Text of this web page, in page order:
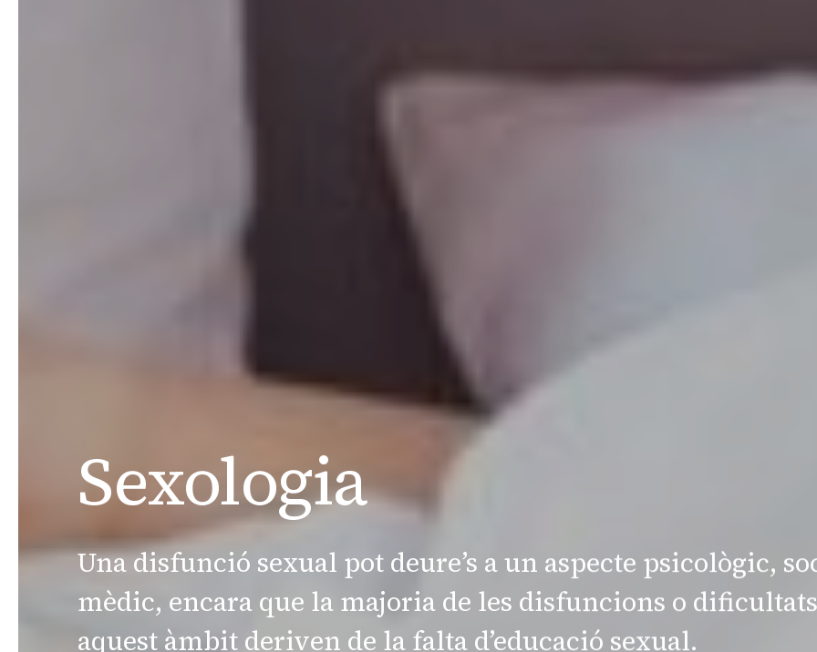
Sexologia
Una disfunció sexual pot deure’s a un aspecte psicològic,
mèdic, encara que la majoria de les disfuncions o
aquest àmbit deriven de la falta d’educació sexual.